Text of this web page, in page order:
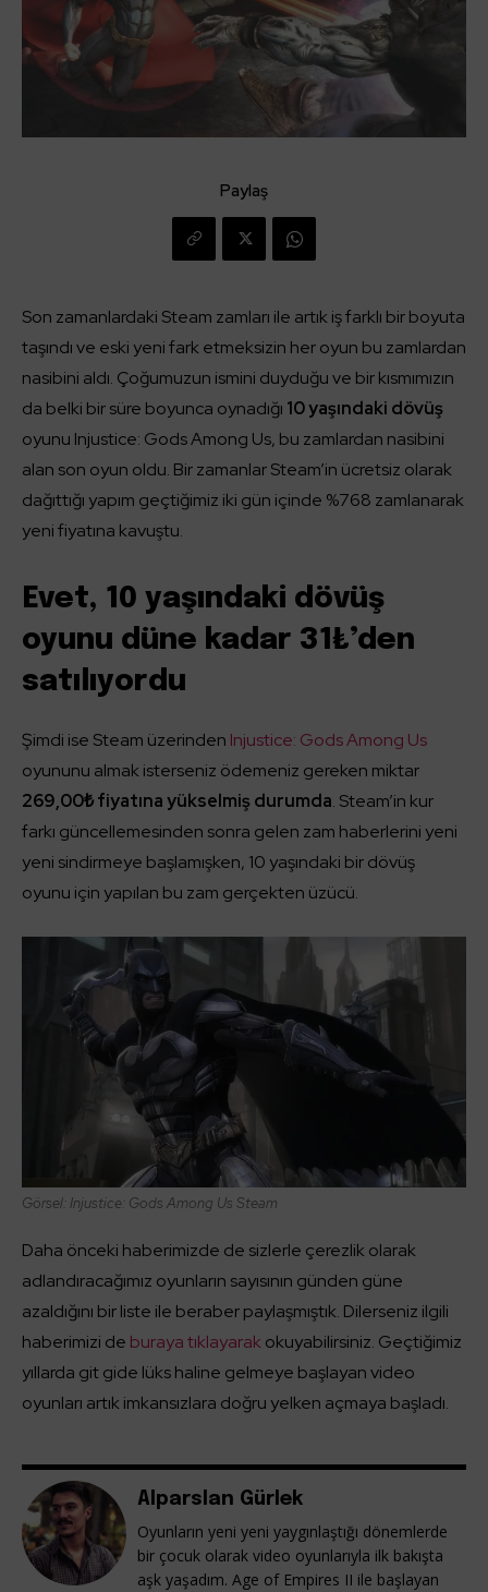
Paylaş
Son zamanlardaki Steam zamları ile artık iş farklı bir boyuta
taşındı ve eski yeni fark etmeksizin her oyun bu zamlardan
nasibini aldı. Çoğumuzun ismini duyduğu ve bir kısmımızın
da belki bir süre boyunca oynadığı 10 yaşındaki dövüş
oyunu Injustice: Gods Among Us, bu zamlardan nasibini
alan son oyun oldu. Bir zamanlar Steam’in ücretsiz olarak
dağıttığı yapım geçtiğimiz iki gün içinde %768 zamlanarak
yeni fiyatına kavuştu.
Evet, 10 yaşındaki dövüş
oyunu düne kadar 31₺’den
satılıyordu
Şimdi ise Steam üzerinden Injustice: Gods Among Us
oyununu almak isterseniz ödemeniz gereken miktar
269,00₺ fiyatına yükselmiş durumda. Steam’in kur
farkı güncellemesinden sonra gelen zam haberlerini yeni
yeni sindirmeye başlamışken, 10 yaşındaki bir dövüş
oyunu için yapılan bu zam gerçekten üzücü.
Görsel: Injustice: Gods Among Us Steam
Daha önceki haberimizde de sizlerle çerezlik olarak
adlandıracağımız oyunların sayısının günden güne
azaldığını bir liste ile beraber paylaşmıştık. Dilerseniz ilgili
haberimizi de buraya tıklayarak okuyabilirsiniz. Geçtiğimiz
yıllarda git gide lüks haline gelmeye başlayan video
oyunları artık imkansızlara doğru yelken açmaya başladı.
Alparslan Gürlek
Oyunların yeni yeni yaygınlaştığı dönemlerde
bir çocuk olarak video oyunlarıyla ilk bakışta
aşk yaşadım. Age of Empires II ile başlayan